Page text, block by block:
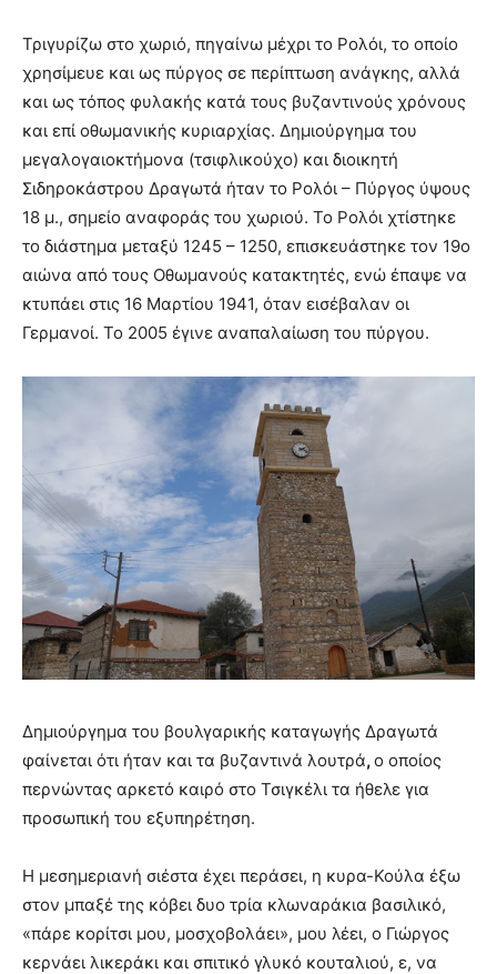
Τριγυρίζω στο χωριό, πηγαίνω μέχρι το Ρολόι, το οποίο
χρησίμευε και ως πύργος σε περίπτωση ανάγκης, αλλά
και ως τόπος φυλακής κατά τους βυζαντινούς χρόνους
και επί οθωμανικής κυριαρχίας. Δημιούργημα του
μεγαλογαιοκτήμονα (τσιφλικούχο) και διοικητή
Σιδηροκάστρου Δραγωτά ήταν το Ρολόι – Πύργος ύψους
18 μ., σημείο αναφοράς του χωριού. Το Ρολόι χτίστηκε
το διάστημα μεταξύ 1245 – 1250, επισκευάστηκε τον 19ο
αιώνα από τους Οθωμανούς κατακτητές, ενώ έπαψε να
κτυπάει στις 16 Μαρτίου 1941, όταν εισέβαλαν οι
Γερμανοί. Το 2005 έγινε αναπαλαίωση του πύργου.
Δημιούργημα του βουλγαρικής καταγωγής Δραγωτά
φαίνεται ότι ήταν και τα βυζαντινά λουτρά,ο οποίος
περνώντας αρκετό καιρό στο Τσιγκέλι τα ήθελε για
προσωπική του εξυπηρέτηση.
Η μεσημεριανή σιέστα έχει περάσει, η κυρα-Κούλα έξω
στον μπαξέ της κόβει δυο τρία κλωναράκια βασιλικό,
«πάρε κορίτσι μου, μοσχοβολάει», μου λέει, ο Γιώργος
κερνάει λικεράκι και σπιτικό γλυκό κουταλιού, ε, να